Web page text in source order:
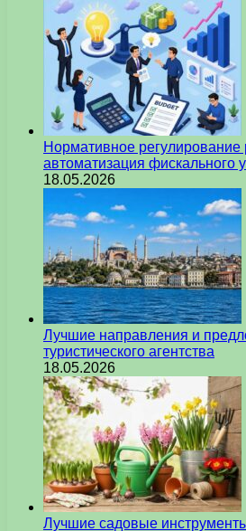
Нормативное регулирование
автоматизация фискального
18.05.2026
Лучшие направления и
туристического агентства
18.05.2026
Лучшие садовые